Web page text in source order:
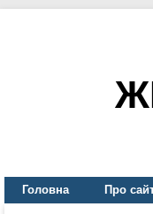
Головна Про